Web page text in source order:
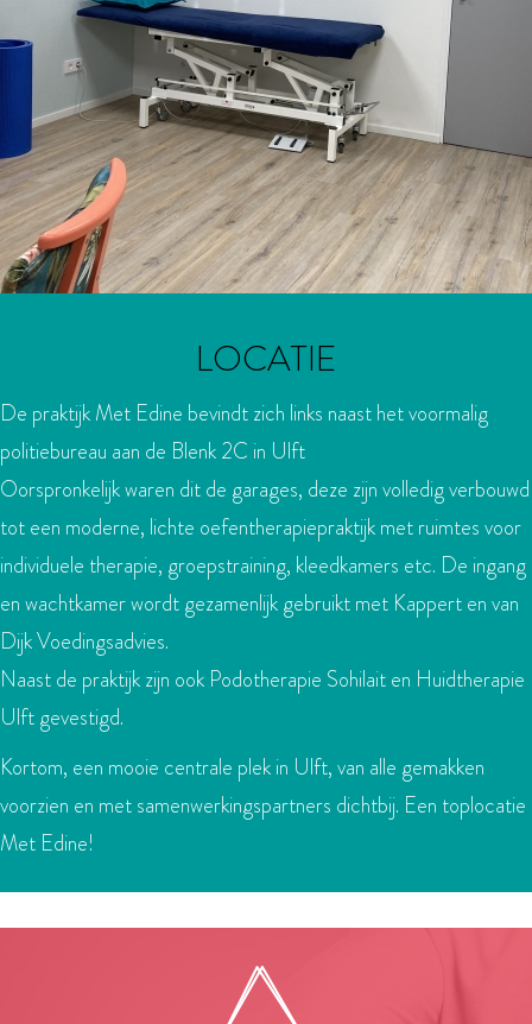
LOCATIE
De praktijk Met Edine bevindt zich links naast het voormalig
politiebureau aan de Blenk 2C in Ulft
Oorspronkelijk waren dit de garages, deze zijn volledig verbouwd
tot een moderne, lichte oefentherapiepraktijk met ruimtes voor
individuele therapie, groepstraining, kleedkamers etc. De ingang
en wachtkamer wordt gezamenlijk gebruikt met Kappert en van
Dijk Voedingsadvies.
Naast de praktijk zijn ook Podotherapie Sohilait en Huidtherapie
Ulft gevestigd.
Kortom, een mooie centrale plek in Ulft, van alle gemakken
voorzien en met samenwerkingspartners dichtbij. Een toplocatie
Met Edine!